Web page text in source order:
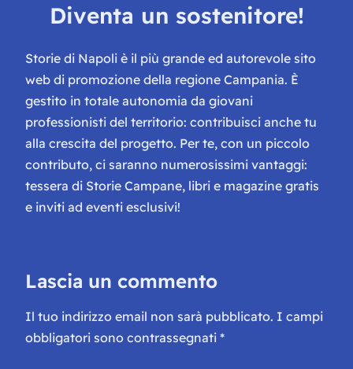
Diventa un sostenitore!
Storie di Napoli è il più grande ed autorevole sito
web di promozione della regione Campania. È
gestito in totale autonomia da giovani
professionisti del territorio: contribuisci anche tu
alla crescita del progetto. Per te, con un piccolo
contributo, ci saranno numerosissimi vantaggi:
tessera di Storie Campane, libri e magazine gratis
e inviti ad eventi esclusivi!
Lascia un commento
Il tuo indirizzo email non sarà pubblicato. I campi
obbligatori sono contrassegnati *